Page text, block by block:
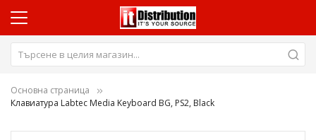
Основна страница
Клавиатура Labtec Media Keyboard BG, PS2, Black